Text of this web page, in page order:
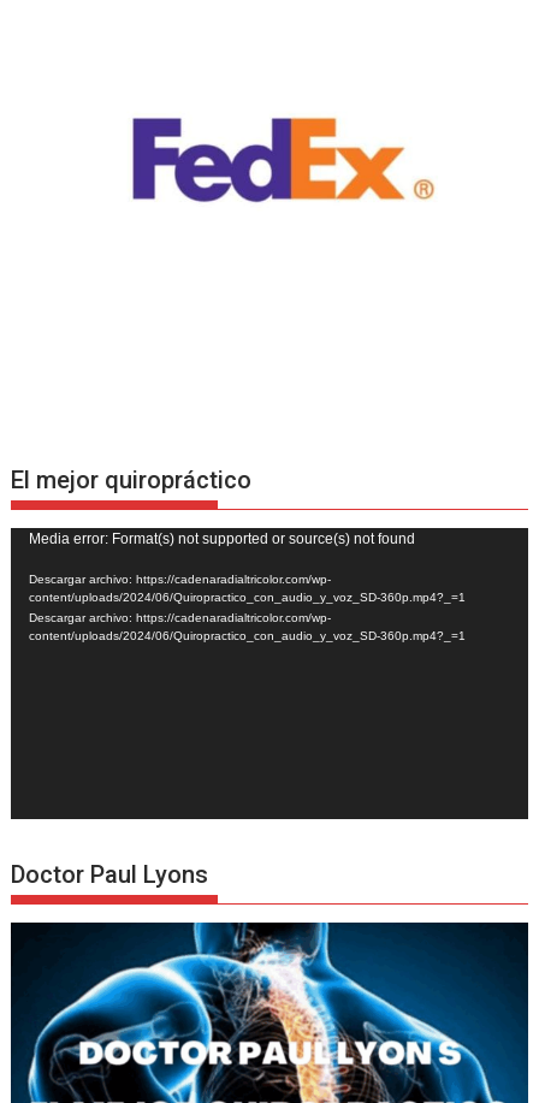
El mejor quiropráctico
Reproductor
de
vídeo
Media error: Format(s) not supported or source(s) not found
Descargar archivo: https://cadenaradialtricolor.com/wp-
content/uploads/2024/06/Quiropractico_con_audio_y_voz_SD-360p.mp4?_=1
Descargar archivo: https://cadenaradialtricolor.com/wp-
content/uploads/2024/06/Quiropractico_con_audio_y_voz_SD-360p.mp4?_=1
Doctor Paul Lyons